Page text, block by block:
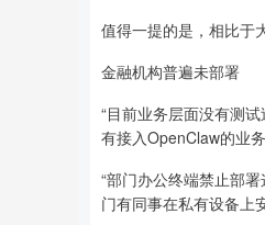
值得一提的是，相比于
金融机构普遍未部署
“目前业务层面没有测
有接入OpenClaw的业
“部门办公终端禁止部
门有同事在私有设备上